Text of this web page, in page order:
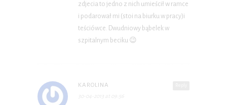
zdjecia to jedno z nich umieścił w ramce
i podarował mi (stoi na biurku w pracy)i
teściówce. Dwudniowy bąbelek w
szpitalnym beciku 😉
KAROLINA